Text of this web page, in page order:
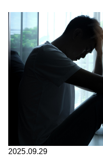
2025.09.29